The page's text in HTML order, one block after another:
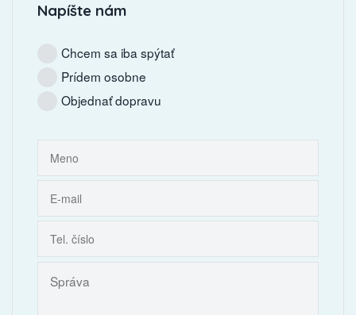
Napíšte nám
Chcem sa iba spýtať
Prídem osobne
Objednať dopravu